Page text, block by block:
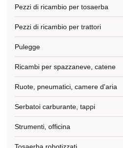
Pezzi di ricambio per tosaerba
Pezzi di ricambio per trattori
Pulegge
Ricambi per spazzaneve, catene
Ruote, pneumatici, camere d'aria
Serbatoi carburante, tappi
Strumenti, officina